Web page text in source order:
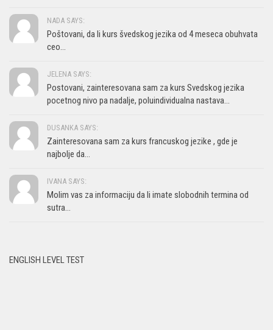
NADA SAYS:
Poštovani, da li kurs švedskog jezika od 4 meseca obuhvata
ceo...
JELENA SAYS:
Postovani, zainteresovana sam za kurs Svedskog jezika
pocetnog nivo pa nadalje, poluindividualna nastava...
DUSANKA SAYS:
Zainteresovana sam za kurs francuskog jezike , gde je
najbolje da...
IVANA SAYS:
Molim vas za informaciju da li imate slobodnih termina od
sutra...
ENGLISH LEVEL TEST